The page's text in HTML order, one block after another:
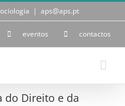
| aps@aps.pt
eventos contactos
do Direito e da